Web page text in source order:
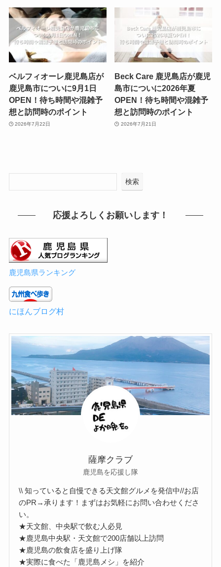
ベルフィオーレ鹿児島店が
鹿児島市についに9月1日
OPEN！待ち時間や混雑予
想と訪問時のポイント
2026年7月22日
Beck Care 鹿児島店が鹿児
島市についに2026年夏
OPEN！待ち時間や混雑予
想と訪問時のポイント
2026年7月21日
検索
応援よろしくお願いします！
鹿児島県ランキング
にほんブログ村
薩摩クラブ
鹿児島を応援し隊
\\ 知っていると自慢できる天文館グルメを発信中//お店
のPR→承ります！まずはお気軽にお問い合わせくださ
い。
★天文館、中央駅で飲む人必見
★鹿児島中央駅・天文館で200店舗以上訪問
★鹿児島の飲食店を盛り上げ隊
★実際に食べた「鹿児島メシ」を紹介